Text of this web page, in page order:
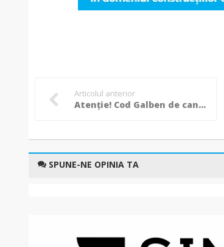
Articolul anterior
Atenție! Cod Galben de caniculă la Botoșani în următoarele zile!
SPUNE-NE OPINIA TA